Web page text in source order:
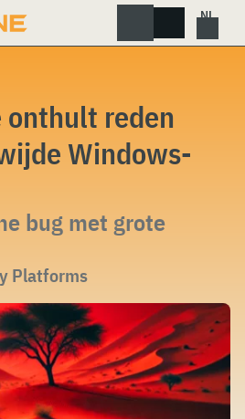
reden
Windows-
bug met grote
Platforms